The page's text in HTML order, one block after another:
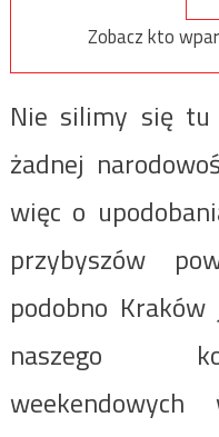
Zobacz kto
Nie silimy się tu
żadnej
więc o
przybyszów
podobno
naszego
weekendowych